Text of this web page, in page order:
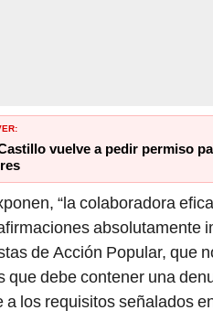
vuelve a pedir permiso
“la colaboradora
absolutamente
de Acción Popular, que
que debe contener una
a los requisitos señalados